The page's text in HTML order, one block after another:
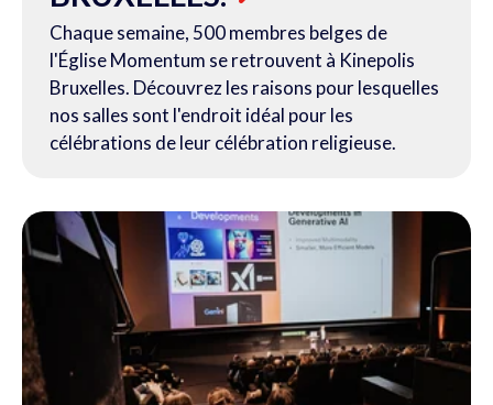
Chaque semaine, 500 membres belges de
l'Église Momentum se retrouvent à Kinepolis
Bruxelles. Découvrez les raisons pour lesquelles
nos salles sont l'endroit idéal pour les
célébrations de leur célébration religieuse.